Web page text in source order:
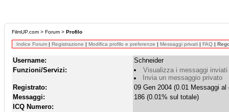
FilmUP.com > Forum > Profilo
Indice Forum | Registrazione | Modifica profilo e preferenze | Messaggi privati | FAQ |
Username:
Schneider
Funzioni/Servizi:
Visualizza i messaggi
Invia un messaggio privato
Registrato:
09 Gen 2004 (0.01 Messaggi al
Messaggi:
186 (0.01% sul totale)
ICQ Numero: